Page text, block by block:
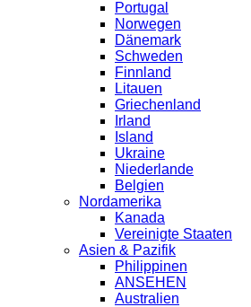
Portugal
Norwegen
Dänemark
Schweden
Finnland
Litauen
Griechenland
Irland
Island
Ukraine
Niederlande
Belgien
Nordamerika
Kanada
Vereinigte Staaten
Asien & Pazifik
Philippinen
ANSEHEN
Australien